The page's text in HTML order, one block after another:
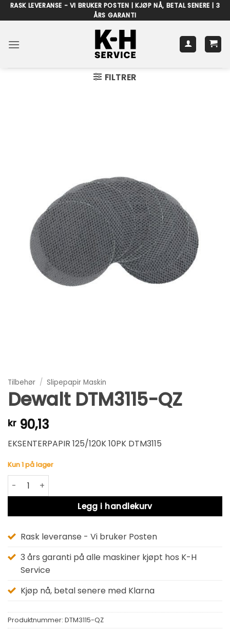
Skip
to
RASK LEVERANSE - VI BRUKER POSTEN | KJØP NÅ, BETAL SENERE | 3
ÅRS GARANTI
FILTRER
Tilbehør / Slipepapir Maskin
Dewalt DTM3115-QZ
kr 90,13
EKSENTERPAPIR 125/120K 10PK DTM3115
Kun 1 på lager
Dewalt DTM3115-QZ antall
Legg i handlekurv
Alternative:
Rask leveranse - Vi bruker Posten
3 års garanti på alle maskiner kjøpt hos K-H
Service
Kjøp nå, betal senere med Klarna
Produktnummer: DTM3115-QZ